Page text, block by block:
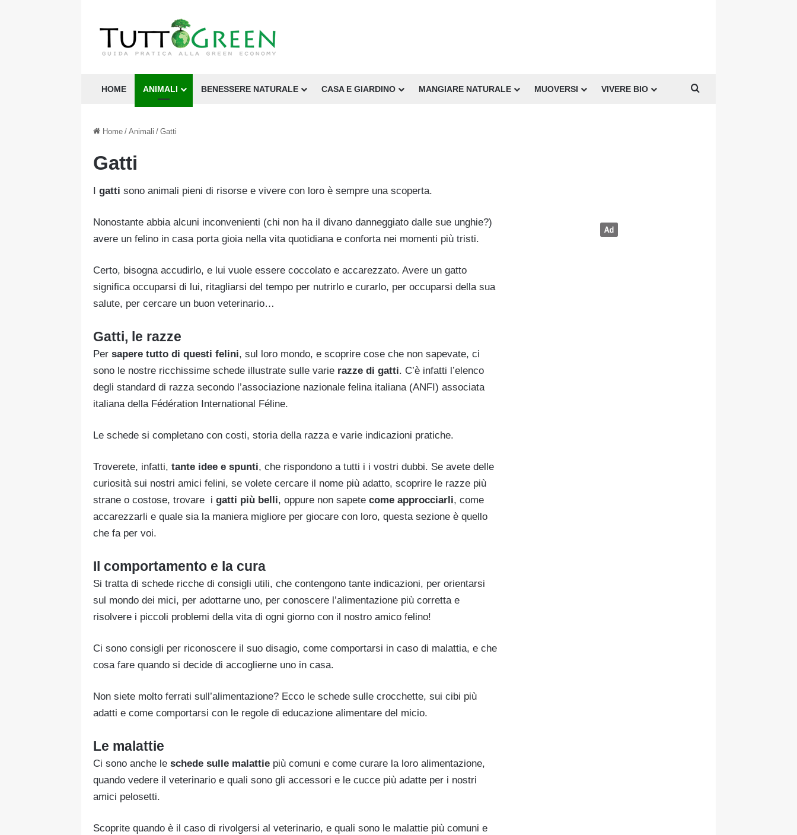
HOME ANIMALI BENESSERE NATURALE CASA E GIARDINO MANGIARE NATURALE MUOVERSI VIVERE BIO
Home / Animali / Gatti
Gatti
I gatti sono animali pieni di risorse e vivere con loro è sempre una scoperta.
Nonostante abbia alcuni inconvenienti (chi non ha il divano danneggiato dalle sue unghie?)
avere un felino in casa porta gioia nella vita quotidiana e conforta nei momenti più tristi.
Certo, bisogna accudirlo, e lui vuole essere coccolato e accarezzato. Avere un gatto
significa occuparsi di lui, ritagliarsi del tempo per nutrirlo e curarlo, per occuparsi della sua
salute, per cercare un buon veterinario…
Gatti, le razze
Per sapere tutto di questi felini, sul loro mondo, e scoprire cose che non sapevate, ci
sono le nostre ricchissime schede illustrate sulle varie razze di gatti. C’è infatti l’elenco
degli standard di razza secondo l’associazione nazionale felina italiana (ANFI) associata
italiana della Fédération International Féline.
Le schede si completano con costi, storia della razza e varie indicazioni pratiche.
Troverete, infatti, tante idee e spunti, che rispondono a tutti i i vostri dubbi. Se avete delle
curiosità sui nostri amici felini, se volete cercare il nome più adatto, scoprire le razze più
strane o costose, trovare i gatti più belli, oppure non sapete come approcciarli, come
accarezzarli e quale sia la maniera migliore per giocare con loro, questa sezione è quello
che fa per voi.
Il comportamento e la cura
Si tratta di schede ricche di consigli utili, che contengono tante indicazioni, per orientarsi
sul mondo dei mici, per adottarne uno, per conoscere l’alimentazione più corretta e
risolvere i piccoli problemi della vita di ogni giorno con il nostro amico felino!
Ci sono consigli per riconoscere il suo disagio, come comportarsi in caso di malattia, e che
cosa fare quando si decide di accoglierne uno in casa.
Non siete molto ferrati sull’alimentazione? Ecco le schede sulle crocchette, sui cibi più
adatti e come comportarsi con le regole di educazione alimentare del micio.
Le malattie
Ci sono anche le schede sulle malattie più comuni e come curare la loro alimentazione,
quando vedere il veterinario e quali sono gli accessori e le cucce più adatte per i nostri
amici pelosetti.
Scoprite quando è il caso di rivolgersi al veterinario, e quali sono le malattie più comuni e